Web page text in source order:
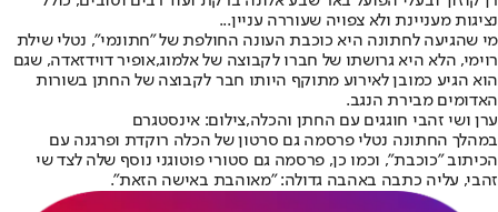
נציגות מעניינת ולא צפויה שעוררה עניין...
מי שהגיעה לחתונה היא כוכבת העונה החולפת של "חתונמי", נטלי שילת
רוימי, הלא היא גרושתו של חברו לקבוצה של אלמוג,אופיר דוידזאדה, שגם
הוא הגיע כמובן לאירוע מתוקף היותו חבר לקבוצה של החתן בשורות
האדומים מבירת הנגב.
ערן ושי זהבי חוגגים עם החתן והכלה,צילום: אינסטגרם
במהלך החתונה נטלי פרסמה גם סרטון של הכלה רוקדת ופרגנה עם
הכיתוב "כוכבת", וכמו כן, פרסמה גם סטורי פוטוגני נוסף שלה לצד שי
זהבי, עליה כתבה באהבה גדולה: "מאוהבת באישה הזאת".